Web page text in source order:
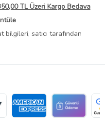
TL Üzeri Kargo Bedava
satıcı tarafından